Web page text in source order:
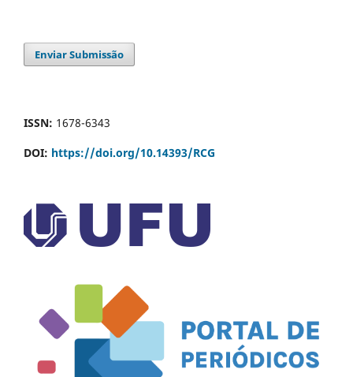
Enviar Submissão
ISSN: 1678-6343
DOI: https://doi.org/10.14393/RCG